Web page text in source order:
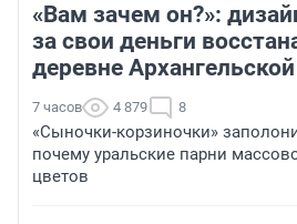
«Вам зачем он?»:
за свои деньги
деревне
7 часов 4 879 8
«Сыночки-корзиночки»
почему уральские парни
цветов